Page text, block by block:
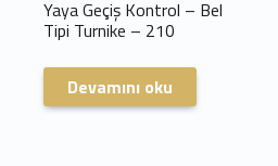
Yaya Geçiş Kontrol – Bel
Tipi Turnike – 210
Devamını oku